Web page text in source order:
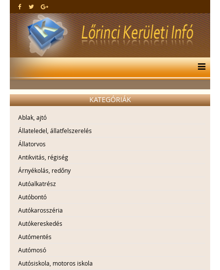
KATEGÓRIÁK
Ablak, ajtó
Állateledel, állatfelszerelés
Állatorvos
Antikvitás, régiség
Árnyékolás, redőny
Autóalkatrész
Autóbontó
Autókarosszéria
Autókereskedés
Autómentés
Autómosó
Autósiskola, motoros iskola